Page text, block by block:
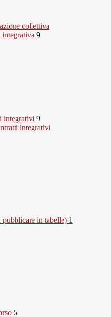
collettiva
integrativa 9
integrativi 9
integrativi
in tabelle) 1
5